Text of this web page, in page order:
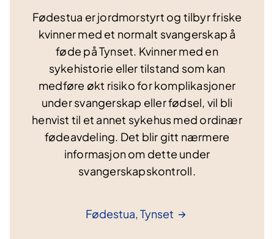
Fødestua er jordmorstyrt og tilbyr friske
kvinner med et normalt svangerskap å
føde på Tynset. Kvinner med en
sykehistorie eller tilstand som kan
medføre økt risiko for komplikasjoner
under svangerskap eller fødsel, vil bli
henvist til et annet sykehus med ordinær
fødeavdeling. Det blir gitt nærmere
informasjon om dette under
svangerskapskontroll.
Fødestua,Tynset